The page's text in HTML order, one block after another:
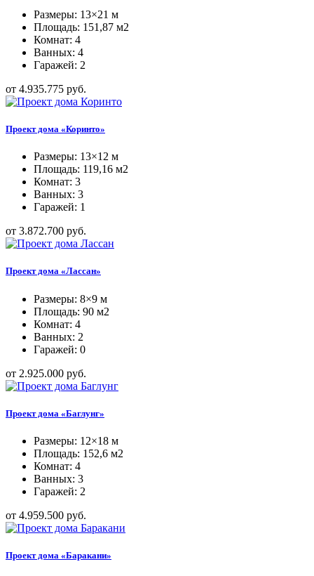
Размеры: 13×21 м
Площадь: 151,87 м2
Комнат: 4
Ванных: 4
Гаражей: 2
от 4.935.775 руб.
Проект дома «Коринто»
Размеры: 13×12 м
Площадь: 119,16 м2
Комнат: 3
Ванных: 3
Гаражей: 1
от 3.872.700 руб.
Проект дома «Лассан»
Размеры: 8×9 м
Площадь: 90 м2
Комнат: 4
Ванных: 2
Гаражей: 0
от 2.925.000 руб.
Проект дома «Баглунг»
Размеры: 12×18 м
Площадь: 152,6 м2
Комнат: 4
Ванных: 3
Гаражей: 2
от 4.959.500 руб.
Проект дома «Баракани»